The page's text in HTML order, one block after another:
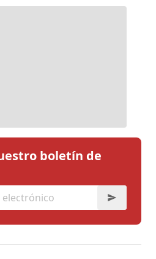
boletín de